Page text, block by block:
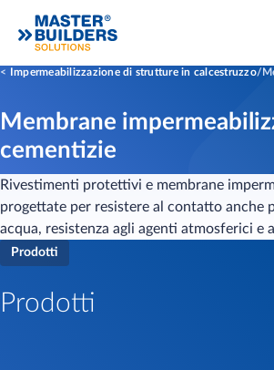
Impermeabilizzazione di strutture in calcestruzzo
Membrane
cementizie
Rivestimenti protettivi e membrane
progettate per resistere al contatto anche
acqua, resistenza agli agenti atmosferici e
Prodotti
Prodotti